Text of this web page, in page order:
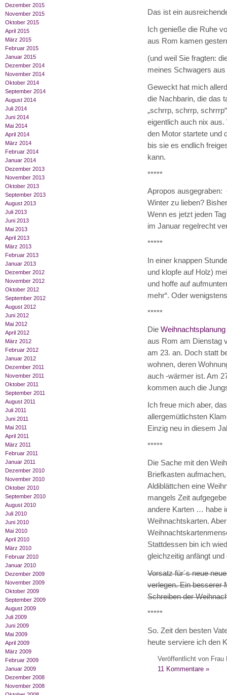
Dezember 2015
November 2015
Oktober 2015
April 2015
März 2015
Februar 2015
Januar 2015
Dezember 2014
November 2014
Oktober 2014
September 2014
August 2014
Juli 2014
Juni 2014
Mai 2014
April 2014
März 2014
Februar 2014
Januar 2014
Dezember 2013
November 2013
Oktober 2013
September 2013
August 2013
Juli 2013
Juni 2013
Mai 2013
April 2013
März 2013
Februar 2013
Januar 2013
Dezember 2012
November 2012
Oktober 2012
September 2012
August 2012
Juni 2012
Mai 2012
April 2012
März 2012
Februar 2012
Januar 2012
Dezember 2011
November 2011
Oktober 2011
September 2011
August 2011
Juli 2011
Juni 2011
Mai 2011
April 2011
März 2011
Februar 2011
Januar 2011
Dezember 2010
November 2010
Oktober 2010
September 2010
August 2010
Juli 2010
Juni 2010
Mai 2010
April 2010
März 2010
Februar 2010
Januar 2010
Dezember 2009
November 2009
Oktober 2009
September 2009
August 2009
Juli 2009
Juni 2009
Mai 2009
April 2009
März 2009
Februar 2009
Januar 2009
Dezember 2008
November 2008
Das ist ein
Ich genieße die Ruhe
aus Rom kamen
(und weil Sie fragten:
meines Schwagers
Geweckt hat mich
die Nachbarin, die das
„schrrp, schrrp,
eigentlich auch nix aus.
den Motor startete und
bis sie es endlich
kann.
*****
Apropos ausgegraben:
Winter zu lieben?
Wenn es jetzt jeden
im Januar regelrecht
*****
In einer knappen
und klopfe auf Holz)
und hoffe auf
mehr“. Oder
*****
Die Weihnachtsplanung
aus Rom am Dienstag
am 23. an. Doch statt
wohnen, deren
auch -wärmer ist. Am
kommen auch die
Ich freue mich aber,
allergemütlichsten
Einzig neu in diesem
*****
Die Sache mit den
Briefkasten
Aldiblättchen eine
mangels Zeit
andere Karten … habe
Weihnachtskarten.
Stattdessen bin ich
gleichzeitig anfängt
Vorsatz für´s neue
verlegen. Ein besserer
Schreiben der
*****
So. Zeit den besten
heute serviere ich den
Veröffentlicht von Frau
11 Kommentare »